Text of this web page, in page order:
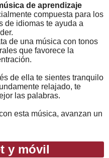
de aprendizaje
compuesta para los
de idiomas te ayuda a
de una música con tonos
que favorece la
de ella te sientes tranquilo
relajado, te
las palabras.
esta música, avanzan un
y móvil